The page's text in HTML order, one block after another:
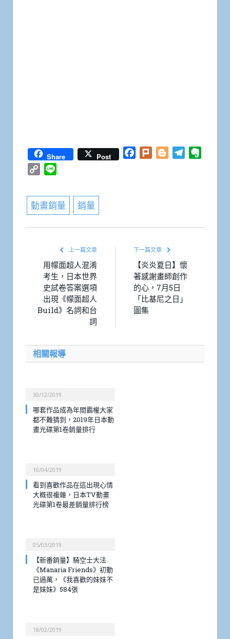
Share Post Facebook
Plurk BloggerTelegram
Copy
動畫銷量 銷量
上一篇文章
用幪面超人混淆
考生，日本世界
史試卷答案選項
出現《幪面超人
Build》名詞和台
詞
下一篇文章
【炎炎夏日】懷
著感謝畫師創作
的心，7月5日
「比基尼之日」
圖集
相關報導
30/12/2019
哪套作品成為年間霸權大家
都不難猜到，2019年日本動
畫光碟第1卷銷量排行
10/04/2019
看到喜歡作品在這出現心情
大概很複雜，日本TV動畫
光碟第1卷最差銷量排行榜
05/03/2019
【新番銷量】騎空士大法
《Manaria Friends》初動
已過萬，《我喜歡的妹妹不
是妹妹》584張
18/02/2019